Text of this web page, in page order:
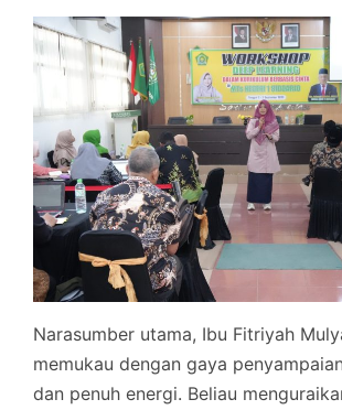
Narasumber utama, Ibu Fitriyah
memukau dengan gaya
dan penuh energi. Beliau